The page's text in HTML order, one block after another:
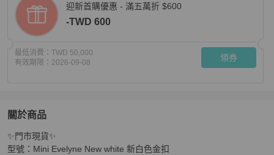
迎新首購優惠 - 滿五萬折 $600
-TWD 600
最低消費： TWD 50,000
有效期限： 2026-09-08 領券
關於商品
關於✨持有正品正貨標籤公司✨Mini Evelyne New white 新白
✨️門市現貨✨
型號：Mini Evelyne New white 新白色金扣